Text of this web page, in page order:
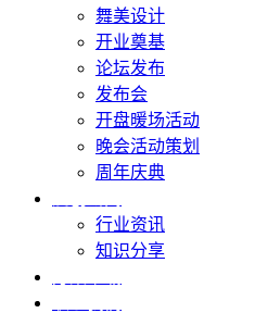
舞美设计
开业奠基
论坛发布
发布会
开盘暖场活动
晚会活动策划
周年庆典
行业资讯
知识分享